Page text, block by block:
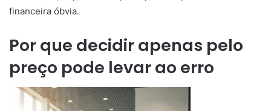
financeira óbvia.
Por que decidir apenas pelo
preço pode levar ao erro